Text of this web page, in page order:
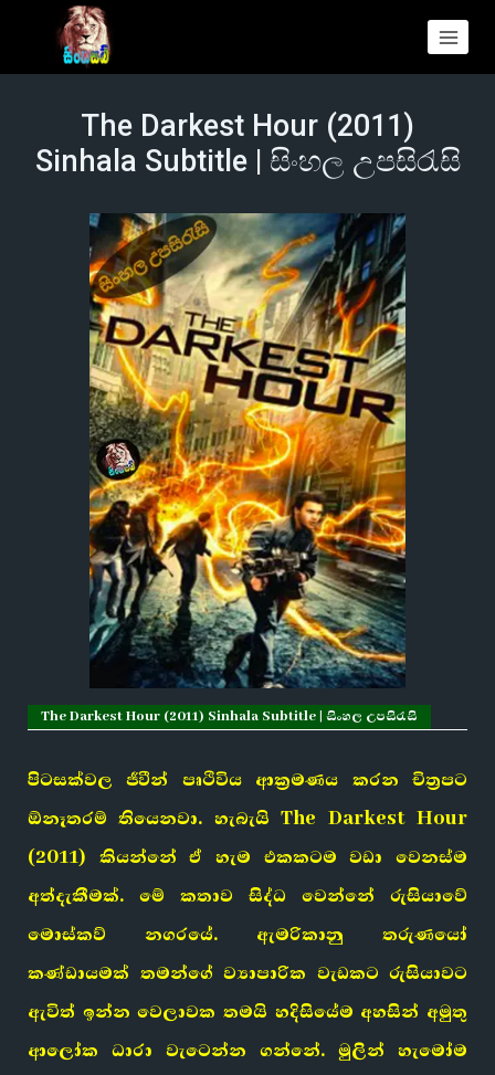
The Darkest Hour (2011)
Sinhala Subtitle | සිංහල උපසිරැසි
The Darkest Hour (2011) Sinhala Subtitle | සිංහල උපසිරැසි
පිටසක්වල ජීවීන් පෘථිවිය ආක්‍රමණය කරන චිත්‍රපට
ඕනෑතරම් තියෙනවා. හැබැයි The Darkest Hour
(2011) කියන්නේ ඒ හැම එකකටම වඩා වෙනස්ම
අත්දැකීමක්. මේ කතාව සිද්ධ වෙන්නේ රුසියාවේ
මොස්කව් නගරයේ. ඇමරිකානු තරුණයෝ
කණ්ඩායමක් තමන්ගේ ව්‍යාපාරික වැඩකට රුසියාවට
ඇවිත් ඉන්න වෙලාවක තමයි හදිසියේම අහසින් අමුතු
ආලෝක ධාරා වැටෙන්න ගන්නේ. මුලින් හැමෝම